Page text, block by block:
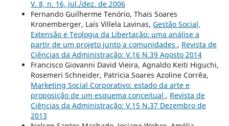
V. 8, n. 16, jul./dez. de 2006
Fernando Guilherme Tenório, Thais Soares
Kronemberger, Laís Villela Lavinas, Gestão Social,
Extensão e Teologia da Libertação: uma análise a
partir de um projeto junto a comunidades , Revista de
Ciências da Administração: V.16 N.39 Agosto 2014
Francisco Giovanni David Vieira, Agnaldo Keiti Higuchi,
Rosemeri Schneider, Patricia Soares Azoline Corrêa,
Marketing Social Corporativo: estado da arte e
proposição de um esquema conceitual , Revista de
Ciências da Administração: V.15 N.37 Dezembro de
2013